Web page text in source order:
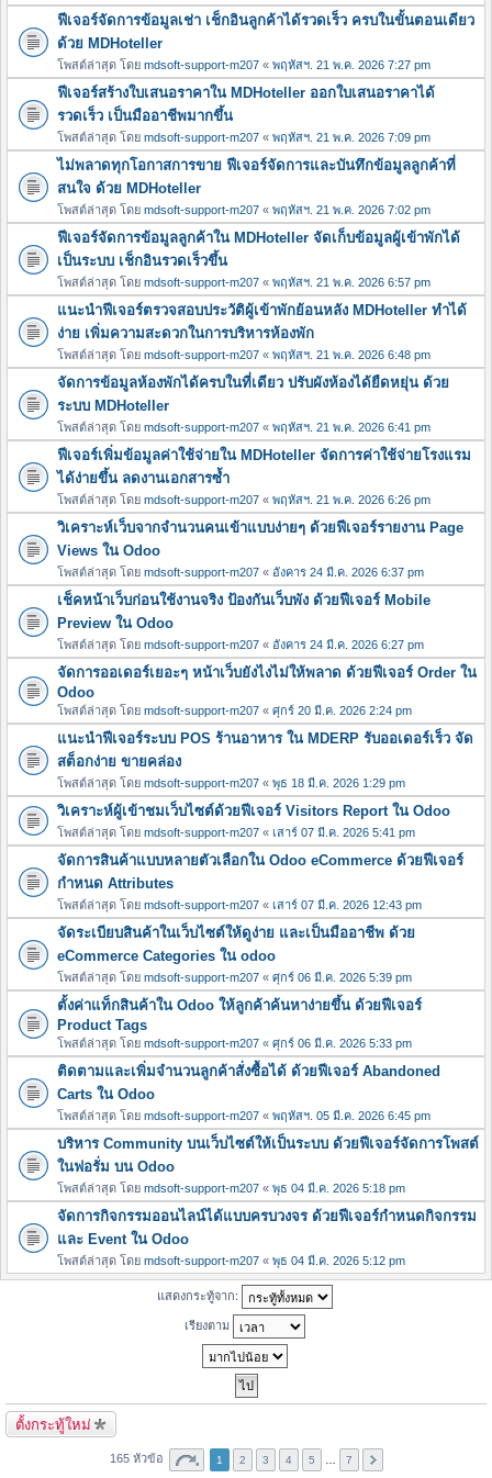
ฟีเจอร์จัดการข้อมูลเช่า เช็กอินลูกค้าได้รวดเร็ว ครบในขั้นตอนเดียว
ด้วย MDHoteller
โพสต์ล่าสุด โดย mdsoft-support-m207 « พฤหัสฯ. 21 พ.ค. 2026 7:27 pm
ฟีเจอร์สร้างใบเสนอราคาใน MDHoteller ออกใบเสนอราคาได้
รวดเร็ว เป็นมืออาชีพมากขึ้น
โพสต์ล่าสุด โดย mdsoft-support-m207 « พฤหัสฯ. 21 พ.ค. 2026 7:09 pm
ไม่พลาดทุกโอกาสการขาย ฟีเจอร์จัดการและบันทึกข้อมูลลูกค้าที่
สนใจ ด้วย MDHoteller
โพสต์ล่าสุด โดย mdsoft-support-m207 « พฤหัสฯ. 21 พ.ค. 2026 7:02 pm
ฟีเจอร์จัดการข้อมูลลูกค้าใน MDHoteller จัดเก็บข้อมูลผู้เข้าพักได้
เป็นระบบ เช็กอินรวดเร็วขึ้น
โพสต์ล่าสุด โดย mdsoft-support-m207 « พฤหัสฯ. 21 พ.ค. 2026 6:57 pm
แนะนำฟีเจอร์ตรวจสอบประวัติผู้เข้าพักย้อนหลัง MDHoteller ทำได้
ง่าย เพิ่มความสะดวกในการบริหารห้องพัก
โพสต์ล่าสุด โดย mdsoft-support-m207 « พฤหัสฯ. 21 พ.ค. 2026 6:48 pm
จัดการข้อมูลห้องพักได้ครบในที่เดียว ปรับผังห้องได้ยืดหยุ่น ด้วย
ระบบ MDHoteller
โพสต์ล่าสุด โดย mdsoft-support-m207 « พฤหัสฯ. 21 พ.ค. 2026 6:41 pm
ฟีเจอร์เพิ่มข้อมูลค่าใช้จ่ายใน MDHoteller จัดการค่าใช้จ่ายโรงแรม
ได้ง่ายขึ้น ลดงานเอกสารซ้ำ
โพสต์ล่าสุด โดย mdsoft-support-m207 « พฤหัสฯ. 21 พ.ค. 2026 6:26 pm
วิเคราะห์เว็บจากจำนวนคนเข้าแบบง่ายๆ ด้วยฟีเจอร์รายงาน Page
Views ใน Odoo
โพสต์ล่าสุด โดย mdsoft-support-m207 « อังคาร 24 มี.ค. 2026 6:37 pm
เช็คหน้าเว็บก่อนใช้งานจริง ป้องกันเว็บพัง ด้วยฟีเจอร์ Mobile
Preview ใน Odoo
โพสต์ล่าสุด โดย mdsoft-support-m207 « อังคาร 24 มี.ค. 2026 6:27 pm
จัดการออเดอร์เยอะๆ หน้าเว็บยังไงไม่ให้พลาด ด้วยฟีเจอร์ Order ใน
Odoo
โพสต์ล่าสุด โดย mdsoft-support-m207 « ศุกร์ 20 มี.ค. 2026 2:24 pm
แนะนำฟีเจอร์ระบบ POS ร้านอาหาร ใน MDERP รับออเดอร์เร็ว จัด
สต็อกง่าย ขายคล่อง
โพสต์ล่าสุด โดย mdsoft-support-m207 « พุธ 18 มี.ค. 2026 1:29 pm
วิเคราะห์ผู้เข้าชมเว็บไซต์ด้วยฟีเจอร์ Visitors Report ใน Odoo
โพสต์ล่าสุด โดย mdsoft-support-m207 « เสาร์ 07 มี.ค. 2026 5:41 pm
จัดการสินค้าแบบหลายตัวเลือกใน Odoo eCommerce ด้วยฟีเจอร์
กำหนด Attributes
โพสต์ล่าสุด โดย mdsoft-support-m207 « เสาร์ 07 มี.ค. 2026 12:43 pm
จัดระเบียบสินค้าในเว็บไซต์ให้ดูง่าย และเป็นมืออาชีพ ด้วย
eCommerce Categories ใน odoo
โพสต์ล่าสุด โดย mdsoft-support-m207 « ศุกร์ 06 มี.ค. 2026 5:39 pm
ตั้งค่าแท็กสินค้าใน Odoo ให้ลูกค้าค้นหาง่ายขึ้น ด้วยฟีเจอร์
Product Tags
โพสต์ล่าสุด โดย mdsoft-support-m207 « ศุกร์ 06 มี.ค. 2026 5:33 pm
ติดตามและเพิ่มจำนวนลูกค้าสั่งซื้อได้ ด้วยฟีเจอร์ Abandoned
Carts ใน Odoo
โพสต์ล่าสุด โดย mdsoft-support-m207 « พฤหัสฯ. 05 มี.ค. 2026 6:45 pm
บริหาร Community บนเว็บไซต์ให้เป็นระบบ ด้วยฟีเจอร์จัดการโพสต์
ในฟอรั่ม บน Odoo
โพสต์ล่าสุด โดย mdsoft-support-m207 « พุธ 04 มี.ค. 2026 5:18 pm
จัดการกิจกรรมออนไลน์ได้แบบครบวงจร ด้วยฟีเจอร์กำหนดกิจกรรม
และ Event ใน Odoo
โพสต์ล่าสุด โดย mdsoft-support-m207 « พุธ 04 มี.ค. 2026 5:12 pm
แสดงกระทู้จาก:
เรียงตาม
ตั้งกระทู้ใหม่
165 หัวข้อ 1 2 3 4 5 7